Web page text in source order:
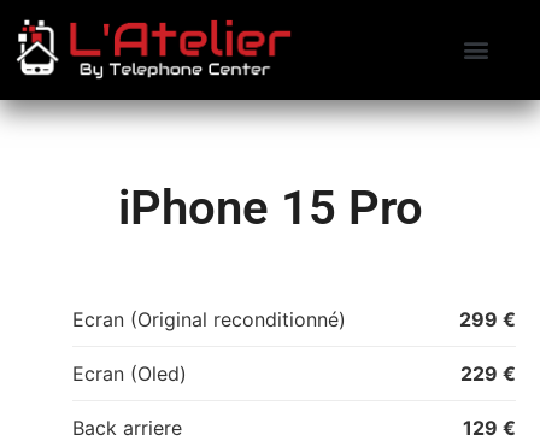
iPhone 15 Pro
Ecran (Original reconditionné) 299 €
Ecran (Oled) 229 €
Back arriere 129 €